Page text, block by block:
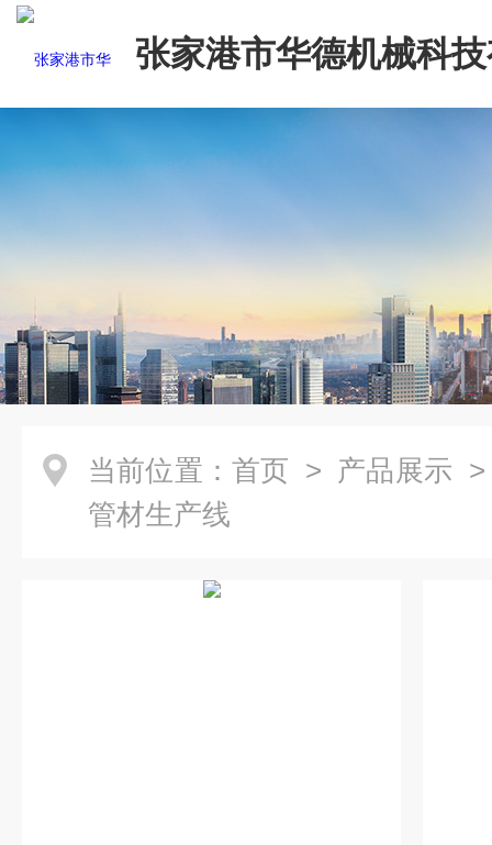
张家港市华德机械科
司
当前位置： 首页 > 产品展示
管材生产线